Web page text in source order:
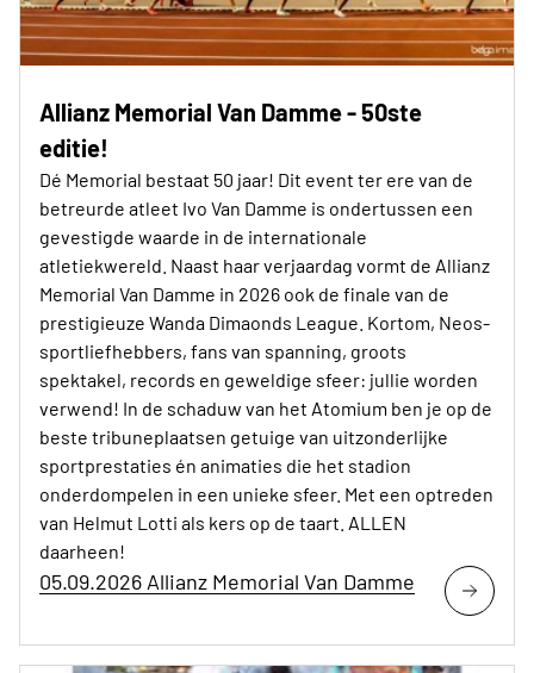
Allianz Memorial Van Damme - 50ste
editie!
Dé Memorial bestaat 50 jaar! Dit event ter ere van de
betreurde atleet Ivo Van Damme is ondertussen een
gevestigde waarde in de internationale
atletiekwereld. Naast haar verjaardag vormt de Allianz
Memorial Van Damme in 2026 ook de finale van de
prestigieuze Wanda Dimaonds League. Kortom, Neos-
sportliefhebbers, fans van spanning, groots
spektakel, records en geweldige sfeer: jullie worden
verwend! In de schaduw van het Atomium ben je op de
beste tribuneplaatsen getuige van uitzonderlijke
sportprestaties én animaties die het stadion
onderdompelen in een unieke sfeer. Met een optreden
van Helmut Lotti als kers op de taart. ALLEN
daarheen!
05.09.2026 Allianz Memorial Van Damme